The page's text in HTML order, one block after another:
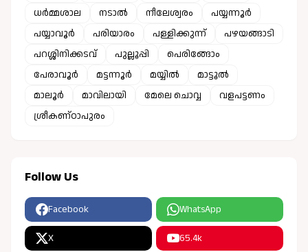
ധർമ്മശാല
നടാൽ നീലേശ്വരം
പയ്യന്നൂർ
പയ്യാവൂർ
പരിയാരം പള്ളിക്കുന്ന്
പഴയങ്ങാടി
പറശ്ശിനിക്കടവ്
പുല്ലൂപ്പി
പെരിങ്ങോം
പേരാവൂർ
മട്ടന്നൂർ മയ്യിൽ
മാട്ടൂൽ
മാലൂർ
മാവിലായി മേലെ ചൊവ്വ
വളപട്ടണം
ശ്രീകണ്ഠാപുരം
Follow Us
Facebook WhatsApp
X 65.4k